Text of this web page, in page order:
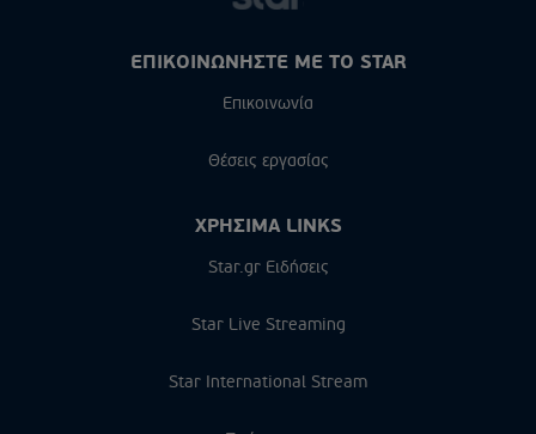
ΕΠΙΚΟΙΝΩΝΗΣΤΕ ΜΕ ΤΟ STAR
Επικοινωνία
Θέσεις εργασίας
ΧΡΗΣΙΜΑ LINKS
Star.gr Ειδήσεις
Star Live Streaming
Star International Stream